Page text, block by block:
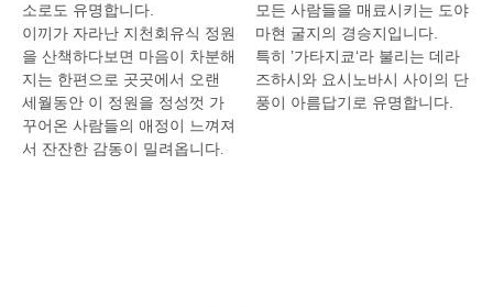
소로도 유명합니다.
이끼가 자라난 지천회유식 정원
을 산책하다보면 마음이
차분해
지는 한편으로 곳곳에서 오랜
세월동안 이 정원을 정성껏 가
꾸어온 사람들의 애정이
느껴져
서 잔잔한 감동이 밀려옵니다.
모든 사람들을 매료시키는 도야
마현 굴지의 경승지입니다.
특히 ’가타지쿄‘라 불리는 데라
즈하시와 요시노바시 사이의 단
풍이 아름답기로 유명합니다.